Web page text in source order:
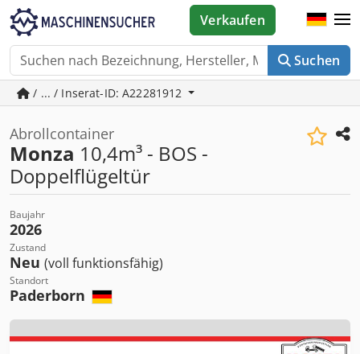
Suchen
Verkaufen
/ ... / Inserat-ID: A22281912
Abrollcontainer
Monza 10,4m³ - BOS -
Doppelflügeltür
Baujahr
2026
Zustand
Neu (voll funktionsfähig)
Standort
Paderborn